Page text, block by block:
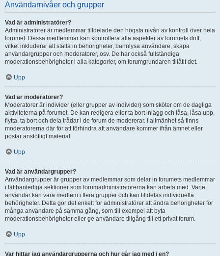
Användarnivåer och grupper
Vad är administratörer?
Administratörer är medlemmar tilldelade den högsta nivån av kontroll över hela
forumet. Dessa medlemmar kan kontrollera alla aspekter av forumets drift,
vilket inkluderar att ställa in behörigheter, bannlysa användare, skapa
användargrupper och moderatorer, osv. De har också fullständiga
moderationsbehörigheter i alla kategorier, om forumgrundaren tillåtit det.
Upp
Vad är moderatorer?
Moderatorer är individer (eller grupper av individer) som sköter om de dagliga
aktiviteterna på forumet. De kan redigera eller ta bort inlägg och låsa, låsa upp,
flytta, ta bort och dela trådar i de forum de modererar. I allmänhet så finns
moderatorerna där för att förhindra att användare kommer ifrån ämnet eller
postar anstötligt material.
Upp
Vad är användargrupper?
Användargrupper är grupper av medlemmar som delar in forumets medlemmar
i lätthanterliga sektioner som forumadministratörerna kan arbeta med. Varje
användar kan vara medlem i flera grupper och kan tilldelas individuella
behörigheter. Detta gör det enkelt för administratörer att ändra behörigheter för
många användare på samma gång, som till exempel att byta
moderationsbehörigheter eller ge användare tillgång till ett privat forum.
Upp
Var hittar jag användargrupperna och hur går jag med i en?